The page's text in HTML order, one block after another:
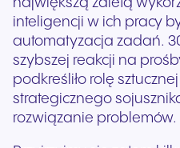
inteligencji w ich pracy
automatyzacja zadań.
szybszej reakcji na
podkreśliło rolę
strategicznego
rozwiązanie problemów.